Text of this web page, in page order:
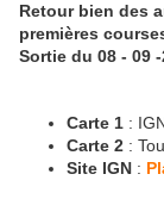
Retour bien des
premières
Sortie du 08 - 09 -
Carte 1 :
Carte 2 :
Site IGN :